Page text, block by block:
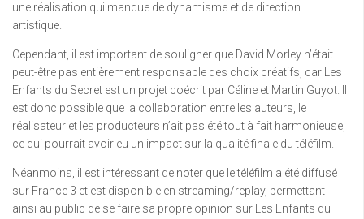
une réalisation qui manque de dynamisme et de direction
artistique.
Cependant, il est important de souligner que David Morley n’était
peut-être pas entièrement responsable des choix créatifs, car Les
Enfants du Secret est un projet coécrit par Céline et Martin Guyot. Il
est donc possible que la collaboration entre les auteurs, le
réalisateur et les producteurs n’ait pas été tout à fait harmonieuse,
ce qui pourrait avoir eu un impact sur la qualité finale du téléfilm.
Néanmoins, il est intéressant de noter que le téléfilm a été diffusé
sur France 3 et est disponible en streaming/replay, permettant
ainsi au public de se faire sa propre opinion sur Les Enfants du